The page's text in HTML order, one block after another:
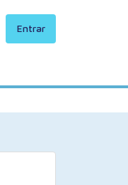
Entrar